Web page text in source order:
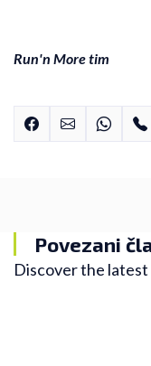
Run'n More tim
Povezani
Discover the latest